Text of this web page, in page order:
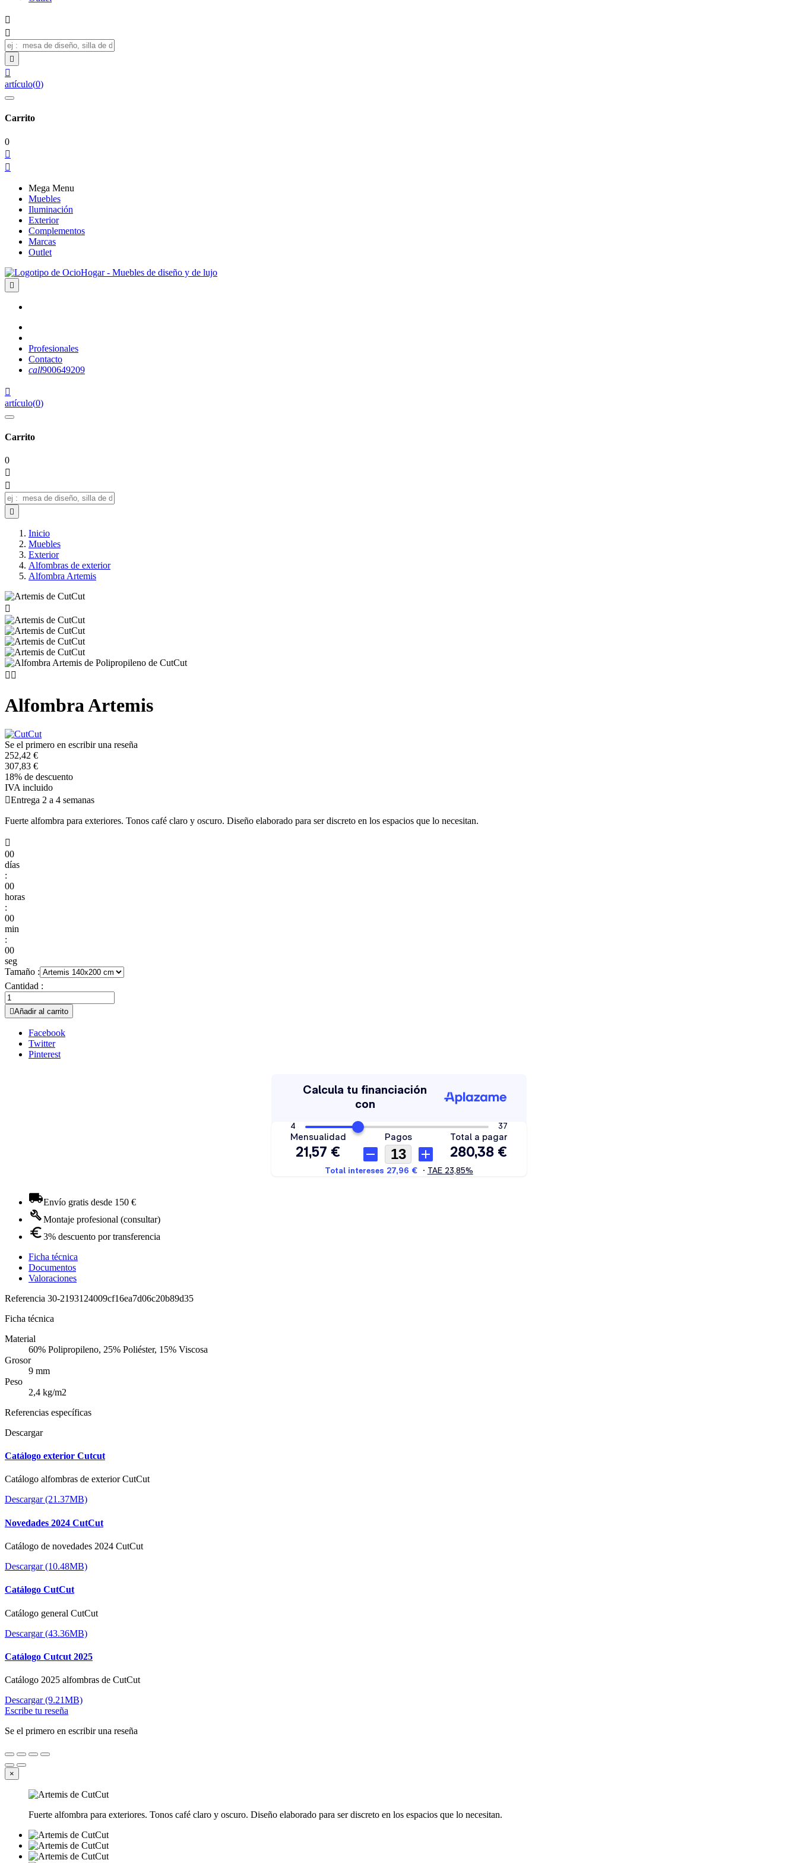




artículo(0)
Carrito
0


Mega Menu
Muebles
Iluminación
Exterior
Complementos
Marcas
Outlet

Profesionales
Contacto
call900649209

artículo(0)
Carrito
0



Inicio
Muebles
Exterior
Alfombras de exterior
Alfombra Artemis

 
Alfombra Artemis
Se el primero en escribir una reseña
252,42 €
307,83 €
18% de descuento
IVA incluido
Entrega 2 a 4 semanas
Fuerte alfombra para exteriores. Tonos café claro y oscuro. Diseño elaborado para ser discreto en los espacios que lo necesitan.

00
días
:
00
horas
:
00
min
:
00
seg
Tamaño :
Cantidad :
Añadir al carrito
Facebook
Twitter
Pinterest
Envío gratis desde 150 €
Montaje profesional (consultar)
3% descuento por transferencia
Ficha técnica
Documentos
Valoraciones
Referencia 30-2193124009cf16ea7d06c20b89d35
Ficha técnica
Material
60% Polipropileno, 25% Poliéster, 15% Viscosa
Grosor
9 mm
Peso
2,4 kg/m2
Referencias específicas
Descargar
Catálogo exterior Cutcut
Catálogo alfombras de exterior CutCut
Descargar (21.37MB)
Novedades 2024 CutCut
Catálogo de novedades 2024 CutCut
Descargar (10.48MB)
Catálogo CutCut
Catálogo general CutCut
Descargar (43.36MB)
Catálogo Cutcut 2025
Catálogo 2025 alfombras de CutCut
Descargar (9.21MB)
Escribe tu reseña
Se el primero en escribir una reseña
×
Fuerte alfombra para exteriores. Tonos café claro y oscuro. Diseño elaborado para ser discreto en los espacios que lo necesitan.